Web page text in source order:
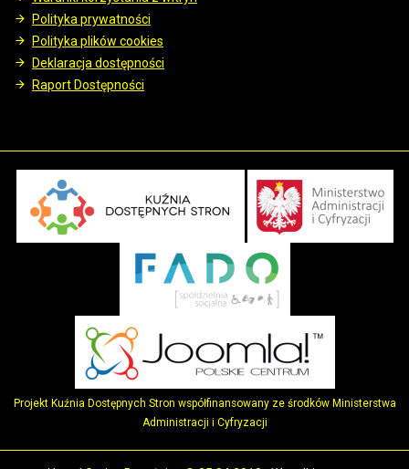
Polityka prywatności
Polityka plików cookies
Deklaracja dostępności
Raport Dostępności
Projekt Kuźnia Dostępnych Stron współfinansowany ze środków Ministerstwa
Administracji i Cyfryzacji